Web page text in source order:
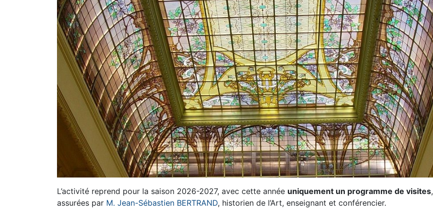
L’activité reprend pour la saison 2026-2027, avec cette année uniquement un programme de visites,
assurées par M. Jean-Sébastien BERTRAND, historien de l’Art, enseignant et conférencier.